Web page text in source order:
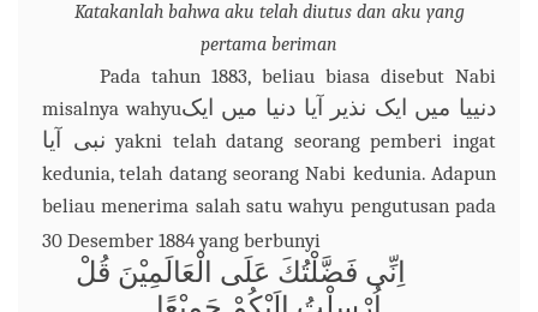
Katakanlah bahwa aku telah diutus dan aku yang
pertama beriman
Pada tahun 1883, beliau biasa disebut Nabi
misalnya wahyuدنییا میں ایک نذیر آیا دنیا میں ایک
نبی آیا yakni telah datang seorang pemberi ingat
kedunia, telah datang seorang Nabi kedunia. Adapun
beliaumenerima salah satuwahyu pengutusan pada
30 Desember 1884 yang berbunyi
اِنِّى فَضَّلْتُكَ عَلَى الْعَالَمِيْنَ قُلْ